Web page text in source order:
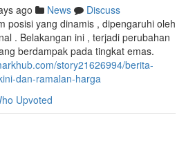
ago News
Discuss
posisi yang dinamis , dipengaruhi oleh
. Belakangan ini , terjadi perubahan
berdampak pada tingkat emas.
story21626994/berita-
dan-ramalan-harga
Upvoted